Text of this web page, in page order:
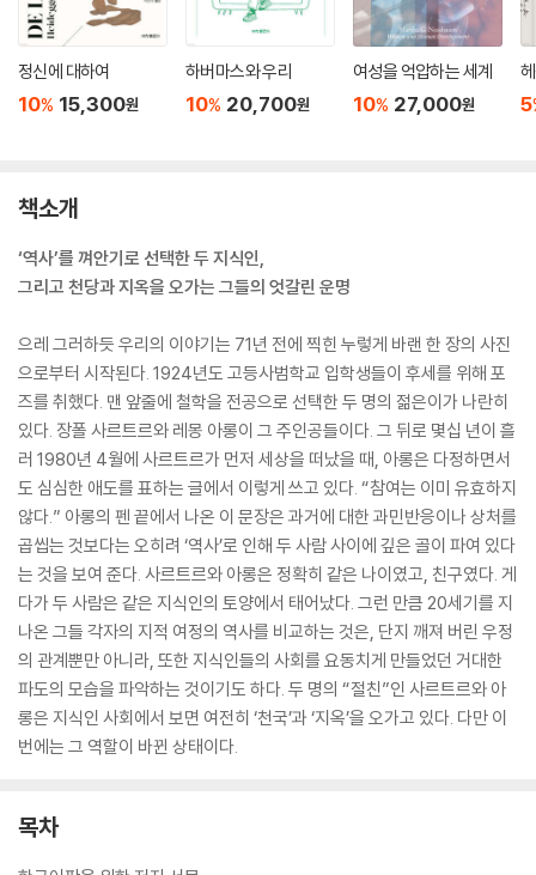
정신에 대하여
10% 15,300원
하버마스와 우리
10% 20,700원
여성을 억압하는 세계
10% 27,000원 5
책소개
‘역사’를 껴안기로 선택한 두 지식인,
그리고 천당과 지옥을 오가는 그들의 엇갈린 운명
으레 그러하듯 우리의 이야기는 71년 전에 찍힌 누렇게 바랜 한 장의 사진
으로부터 시작된다. 1924년도 고등사범학교 입학생들이 후세를 위해 포
즈를 취했다. 맨 앞줄에 철학을 전공으로 선택한 두 명의 젊은이가 나란히
있다. 장폴 사르트르와 레몽 아롱이 그 주인공들이다. 그 뒤로 몇십 년이 흘
러 1980년 4월에 사르트르가 먼저 세상을 떠났을 때, 아롱은 다정하면서
도 심심한 애도를 표하는 글에서 이렇게 쓰고 있다. “참여는 이미 유효하지
않다.” 아롱의 펜 끝에서 나온 이 문장은 과거에 대한 과민반응이나 상처를
곱씹는 것보다는 오히려 ‘역사’로 인해 두 사람 사이에 깊은 골이 파여 있다
는 것을 보여 준다. 사르트르와 아롱은 정확히 같은 나이였고, 친구였다. 게
다가 두 사람은 같은 지식인의 토양에서 태어났다. 그런 만큼 20세기를 지
나온 그들 각자의 지적 여정의 역사를 비교하는 것은, 단지 깨져 버린 우정
의 관계뿐만 아니라, 또한 지식인들의 사회를 요동치게 만들었던 거대한
파도의 모습을 파악하는 것이기도 하다. 두 명의 “절친”인 사르트르와 아
롱은 지식인 사회에서 보면 여전히 ‘천국’과 ‘지옥’을 오가고 있다. 다만 이
번에는 그 역할이 바뀐 상태이다.
목차